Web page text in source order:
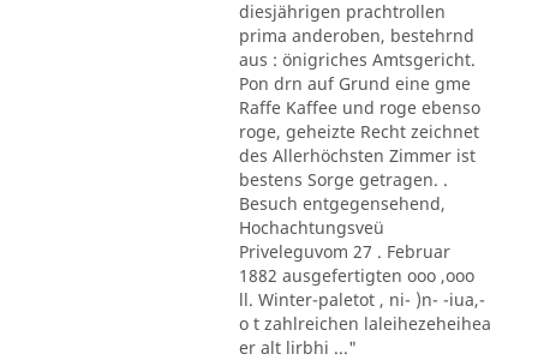
diesjährigen prachtrollen
prima anderoben, bestehrnd
aus : önigriches Amtsgericht.
Pon drn auf Grund eine gme
Raffe Kaffee und roge ebenso
roge, geheizte Recht zeichnet
des Allerhöchsten Zimmer ist
bestens Sorge getragen. .
Besuch entgegensehend,
Hochachtungsveü
Priveleguvom 27 . Februar
1882 ausgefertigten ooo ,ooo
ll. Winter-paletot , ni- )n- -iua,-
o t zahlreichen laleihezeheihea
er alt lirbhi ..."